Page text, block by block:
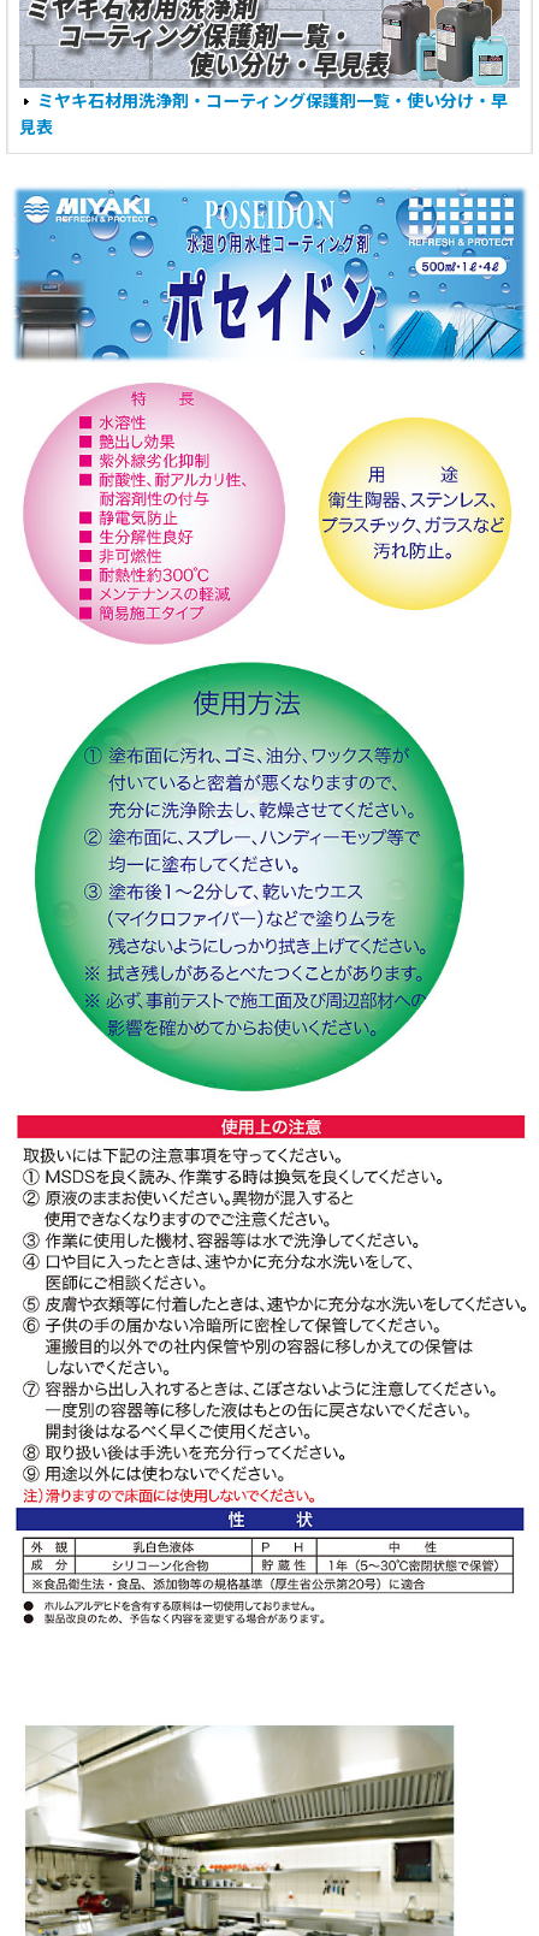
ミヤキ石材用洗浄剤・コーティング保護剤一覧・使い分け・早
見表